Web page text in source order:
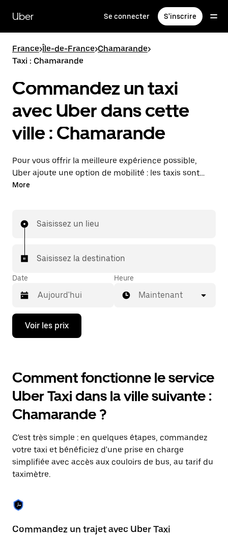
contenu
principal
Uber Se connecter S'inscrire
France>Île-de-France>Chamarande>
Taxi : Chamarande
Commandez un taxi
avec Uber dans cette
ville : Chamarande
Pour vous offrir la meilleure expérience possible,
Uber ajoute une option de mobilité : les taxis sont
maintenant disponibles dans l'application. Uber Taxi :
More
Saisissez un lieu
Saisissez la destination
Date
Appuyez
la
bas
pour
ouvrir
le
calendrier
et
une
date.
Appuyez
sur
la
pour
fermer
calendrier.
Heure
Maintenant
Voir les prix
Comment fonctionne le service
Uber Taxi dans la ville suivante :
Chamarande ?
C'est très simple : en quelques étapes, commandez
votre taxi et bénéficiez d'une prise en charge
simplifiée avec accès aux couloirs de bus, au tarif du
taximètre.
Commandez un trajet avec Uber Taxi